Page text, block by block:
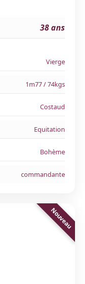
38 ans
Vierge
1m77 / 74kgs
Costaud
Equitation
Bohème
commandante